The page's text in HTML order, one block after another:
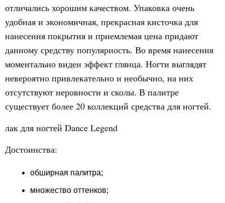
отличались хорошим качеством. Упаковка очень
удобная и экономичная, прекрасная кисточка для
нанесения покрытия и приемлемая цена придают
данному средству популярность. Во время нанесения
моментально виден эффект глянца. Ногти выглядят
невероятно привлекательно и необычно, на них
отсутствуют неровности и сколы. В палитре
существует более 20 коллекций средства для ногтей.
лак для ногтей Dance Legend
Достоинства:
обширная палитра;
множество оттенков;